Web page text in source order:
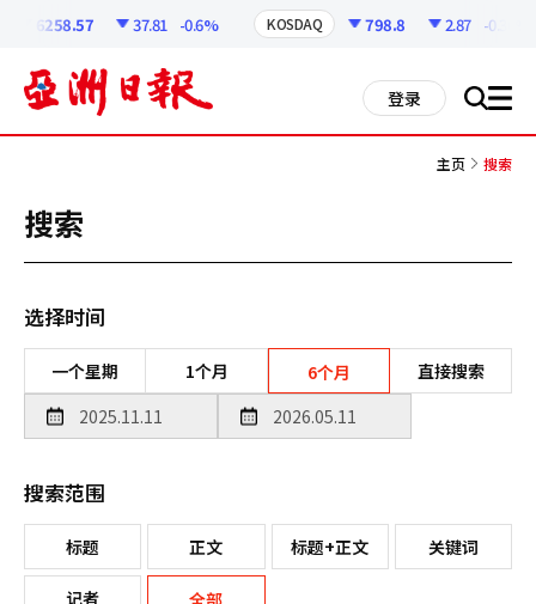
6258.57 37.81 -0.6% KOSDAQ 798.8 2.87 -0.36%
登录 搜 all
主页 搜索
搜索
选择时间
一个星期 1个月 6个月 直接搜索
搜索范围
标题 正文 标题+正文 关键词
记者 全部